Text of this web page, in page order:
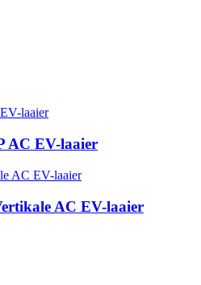
AC EV-laaier
AC EV-laaier